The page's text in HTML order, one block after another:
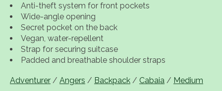
Anti-theft system for front pockets
Wide-angle opening
Secret pocket on the back
Vegan, water-repellent
Strap for securing suitcase
Padded and breathable shoulder straps
Adventurer / Angers / Backpack / Cabaia / Medium